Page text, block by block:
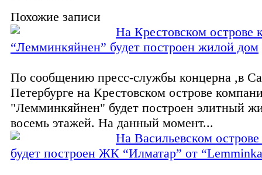
Похожие записи
На Крестовском острове
“Лемминкяйнен” будет построен жилой дом
По сообщению пресс-службы концерна ,в
Петербурге на Крестовском острове
"Лемминкяйнен" будет построен элитный
восемь этажей. На данный момент...
На Васильевском острове
будет построен ЖК “Илматар” от